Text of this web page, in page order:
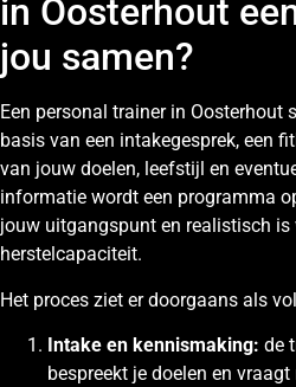
in Oosterhout
jou samen?
Een personal trainer in Oosterhout
basis van een intakegesprek, een
van jouw doelen, leefstijl en
informatie wordt een programma
jouw uitgangspunt en realistisch is
herstelcapaciteit.
Het proces ziet er doorgaans als
Intake en kennismaking: de
bespreekt je doelen en vraagt